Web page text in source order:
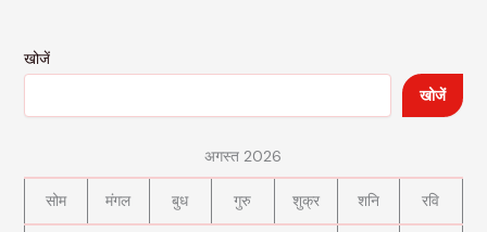
खोजें
खोजें
अगस्त 2026
सोम मंगल बुध गुरु शुक्र शनि रवि